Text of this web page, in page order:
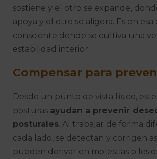
sostiene y el otro se expande,
apoya y el otro se aligera. Es en esa
consciente donde se cultiva una
estabilidad interior.
Compensar para
Desde un punto de vista físico,
posturas ayudan a prevenir
posturales. Al trabajar de forma
cada lado, se detectan y corrigen
pueden derivar en molestias o